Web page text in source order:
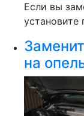
Если вы
установите
на